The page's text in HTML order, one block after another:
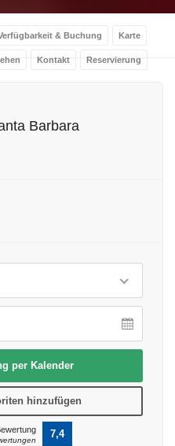
& Buchung Karte
Kontakt Reservierung
Barbara
per Kalender
hinzufügen
7,4